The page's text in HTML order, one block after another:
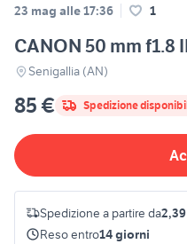
23 mag alle 17:36 1
CANON 50 mm f1.8
Senigallia (AN)
85 € Spedizione
Spedizione a partire da
Reso entro14 giorni